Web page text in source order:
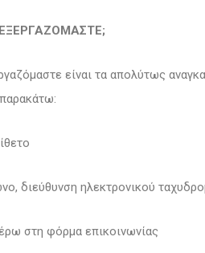
είναι τα απολύτως
παρακάτω:
διεύθυνση ηλεκτρονικού
στη φόρμα επικοινωνίας